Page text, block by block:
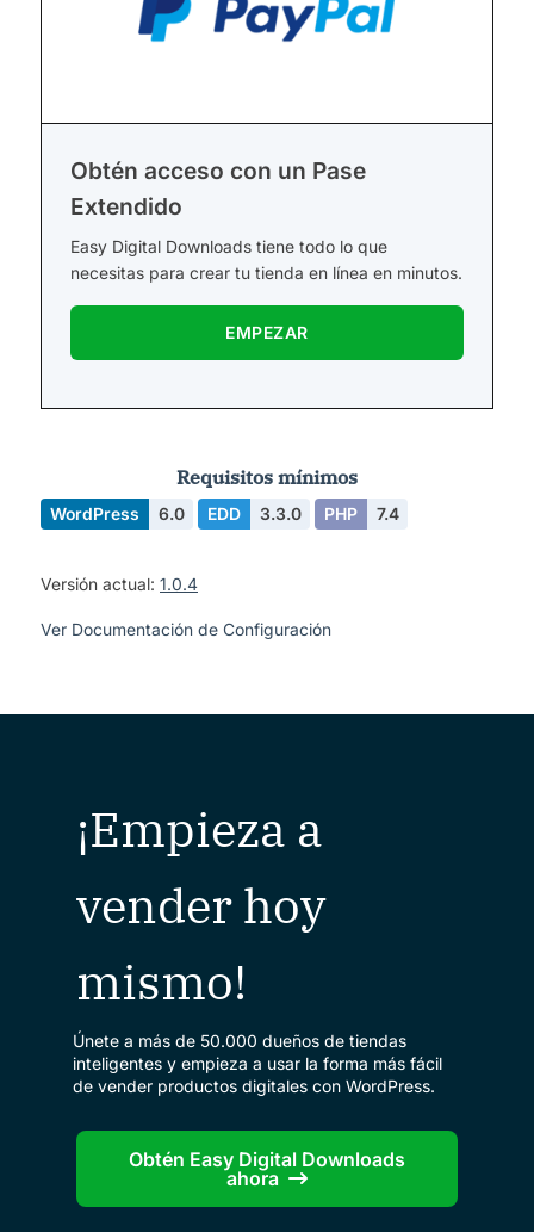
Obtén acceso con un Pase
Extendido
Easy Digital Downloads tiene todo lo que
necesitas para crear tu tienda en línea en minutos.
EMPEZAR
Requisitos mínimos
WordPress 6.0 EDD 3.3.0 PHP 7.4
Versión actual: 1.0.4
Ver Documentación de Configuración
¡Empieza a
vender hoy
mismo!
Únete a más de 50.000 dueños de tiendas
inteligentes y empieza a usar la forma más fácil
de vender productos digitales con WordPress.
Obtén Easy Digital Downloads
ahora